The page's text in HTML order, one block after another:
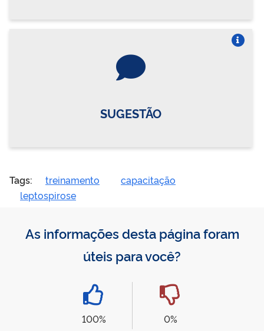
SUGESTÃO
Tags: treinamento
capacitação
leptospirose
As informações desta página foram
úteis para você?
100%
0%